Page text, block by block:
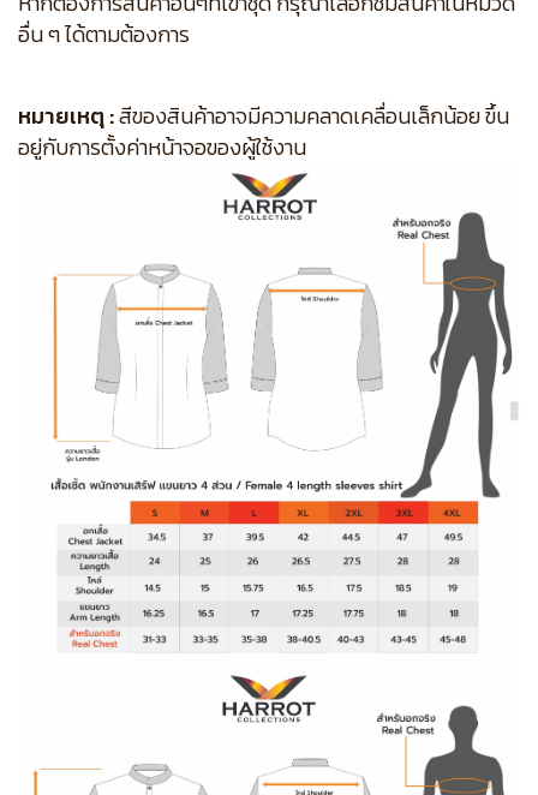
อื่น ๆ ได้ตามต้องการ
หมายเหตุ :สีของสินค้าอาจมีความคลาดเคลื่อนเล็กน้อย ขึ้น
อยู่กับการตั้งค่าหน้าจอของผู้ใช้งาน